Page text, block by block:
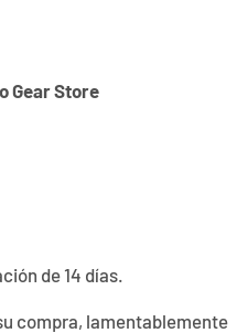
Gear Store
de 14 días.
compra, lamentablemente